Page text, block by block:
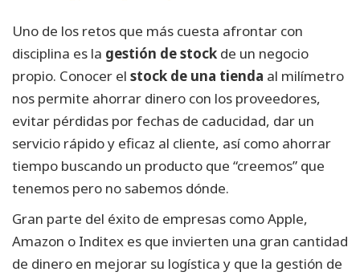
Uno de los retos que más cuesta afrontar con
disciplina es la gestión de stock de un negocio
propio. Conocer el stock de una tienda al milímetro
nos permite ahorrar dinero con los proveedores,
evitar pérdidas por fechas de caducidad, dar un
servicio rápido y eficaz al cliente, así como ahorrar
tiempo buscando un producto que “creemos” que
tenemos pero no sabemos dónde.
Gran parte del éxito de empresas como Apple,
Amazon o Inditex es que invierten una gran cantidad
de dinero en mejorar su logística y que la gestión de